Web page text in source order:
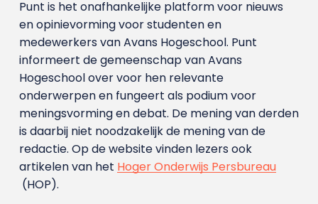
Punt is het onafhankelijke platform voor nieuws
en opinievorming voor studenten en
medewerkers van Avans Hoge­school. Punt
informeert de gemeenschap van Avans
Hogeschool over voor hen relevante
onderwerpen en fungeert als podium voor
meningsvorming en debat. De mening van derden
is daarbij niet noodzakelijk de mening van de
redactie. Op de website vinden lezers ook
artikelen van het Hoger Onderwijs Persbureau
(HOP).